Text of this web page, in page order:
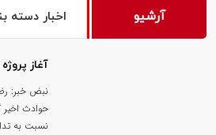
آرشیو اخبار دسته
آغاز
نبض خبر:
حوادث
نسبت به